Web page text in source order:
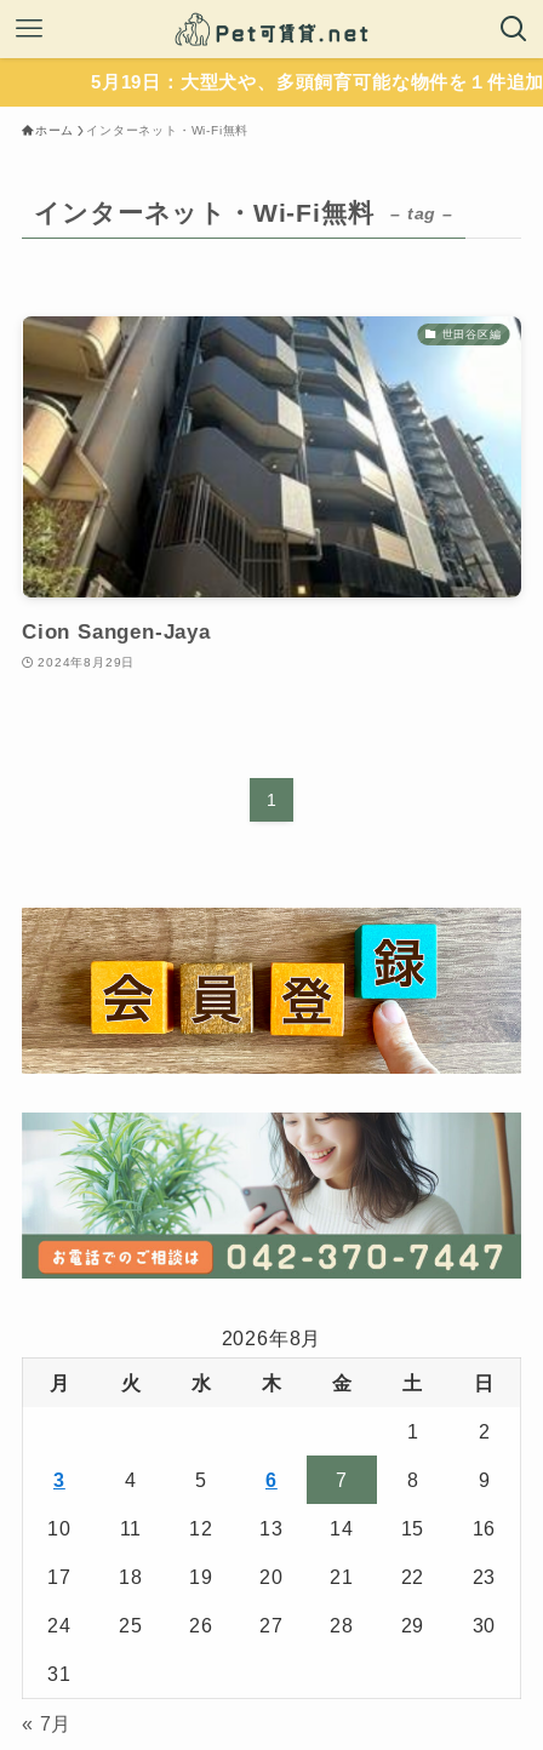
5月19日：大型犬や、多頭飼育可能な物件を１件追加
ホーム インターネット・Wi-Fi無料
インターネット・Wi-Fi無料 – tag –
世田谷区編
Cion Sangen-Jaya
2024年8月29日
1
2026年8月
月 火 水 木 金 土 日
1 2
3 4 5 6 7 8 9
10 11 12 13 14 15 16
17 18 19 20 21 22 23
24 25 26 27 28 29 30
31
« 7月